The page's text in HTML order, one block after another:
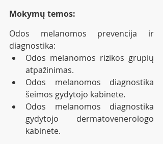
Mokymų temos:
Odos melanomos prevencija ir
diagnostika:
Odos melanomos rizikos grupių
atpažinimas.
Odos melanomos diagnostika
šeimos gydytojo kabinete.
Odos melanomos diagnostika
gydytojo dermatovenerologo
kabinete.